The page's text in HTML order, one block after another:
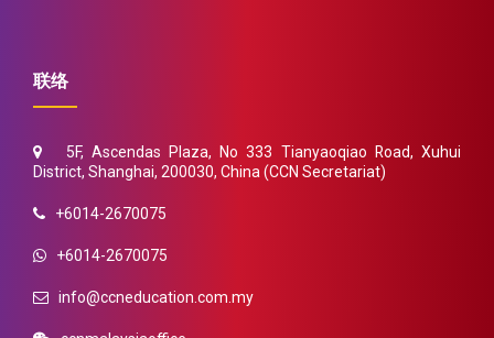
联络
5F, Ascendas Plaza, No 333 Tianyaoqiao Road, Xuhui
District, Shanghai, 200030, China (CCN Secretariat)
+6014-2670075
+6014-2670075
info@ccneducation.com.my